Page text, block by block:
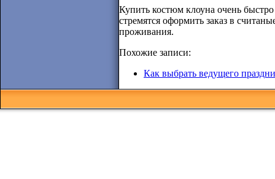
Купить костюм клоуна очень
стремятся оформить заказ в
проживания.
Похожие записи:
Как выбрать ведущего